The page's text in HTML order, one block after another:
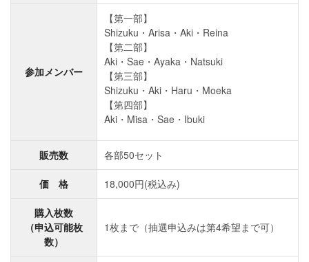
参加メンバー
【第一部】
Shizuku・Arisa・Aki・Reina
【第二部】
Aki・Sae・Ayaka・Natsuki
【第三部】
Shizuku・Aki・Haru・Moeka
【第四部】
Aki・Misa・Sae・Ibuki
販売数 各部50セット
価 格 18,000円(税込み)
購入枚数
（申込可能枚
数）
1枚まで（抽選申込みは第4希望まで可）